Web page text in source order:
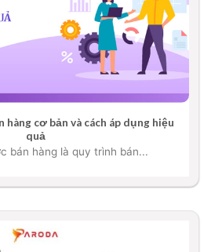
cơ bản và cách áp dụng hiệu
quả
bán hàng là quy trình bán...